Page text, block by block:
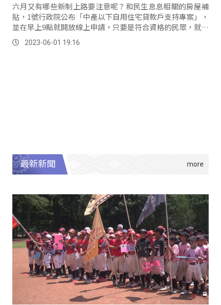
六月又有哪些新制上路要注意呢？和民生息息相關的房屋補
貼，1號行政院公布「中產以下自用住宅貸款戶支持專案」，
並在早上9點就開放線上申請，只要是符合資格的民眾，就能
獲得定額3萬元支持金。
2023-06-01 19:16
最新新聞